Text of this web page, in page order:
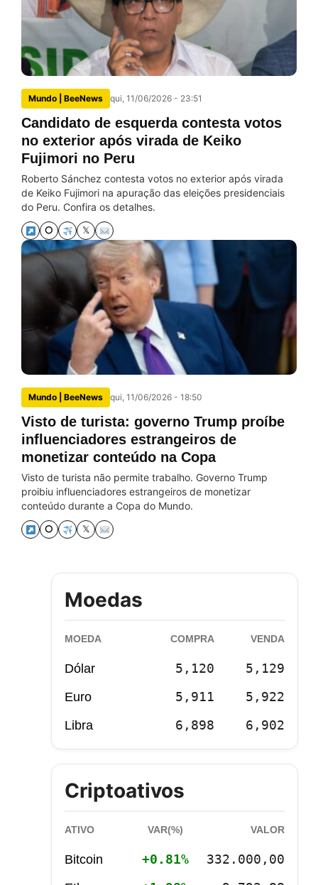
Mundo | BeeNews qui, 11/06/2026 - 23:51
Candidato de esquerda contesta votos
no exterior após virada de Keiko
Fujimori no Peru
Roberto Sánchez contesta votos no exterior após virada
de Keiko Fujimori na apuração das eleições presidenciais
do Peru. Confira os detalhes.
⭘ 𝕏
Mundo | BeeNews qui, 11/06/2026 - 18:50
Visto de turista: governo Trump proíbe
influenciadores estrangeiros de
monetizar conteúdo na Copa
Visto de turista não permite trabalho. Governo Trump
proibiu influenciadores estrangeiros de monetizar
conteúdo durante a Copa do Mundo.
⭘ 𝕏
Moedas
MOEDA COMPRA VENDA
Dólar 5,120 5,129
Euro 5,911 5,922
Libra 6,898 6,902
Criptoativos
ATIVO VAR(%) VALOR
Bitcoin +0.81% 332.000,00